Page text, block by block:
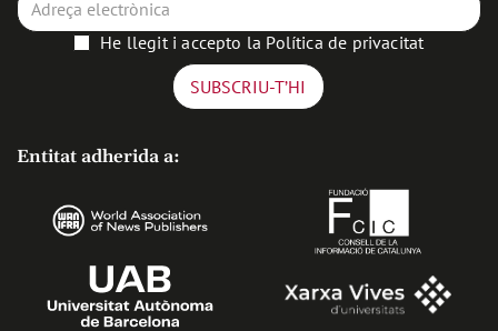
He llegit i accepto la Política de privacitat
Entitat adherida a: